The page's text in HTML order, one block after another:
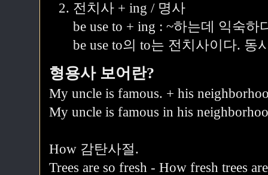
전치사 + ing / 명사
be use to + ing : ~하는데 익숙하
be use to의 to는 전치사이다. 동
형용사 보어란?
My uncle is famous. + his
My uncle is famous in his
How 감탄사절.
Trees are so fresh - How fresh trees